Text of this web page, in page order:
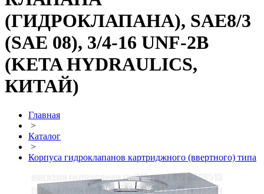
(ГИДРОКЛАПАНА), SAE8/3
(SAE 08), 3/4-16 UNF-2B
(KETA HYDRAULICS,
КИТАЙ)
Главная
>
Каталог
>
Корпуса гидроклапанов картриджного (ввертного) типа